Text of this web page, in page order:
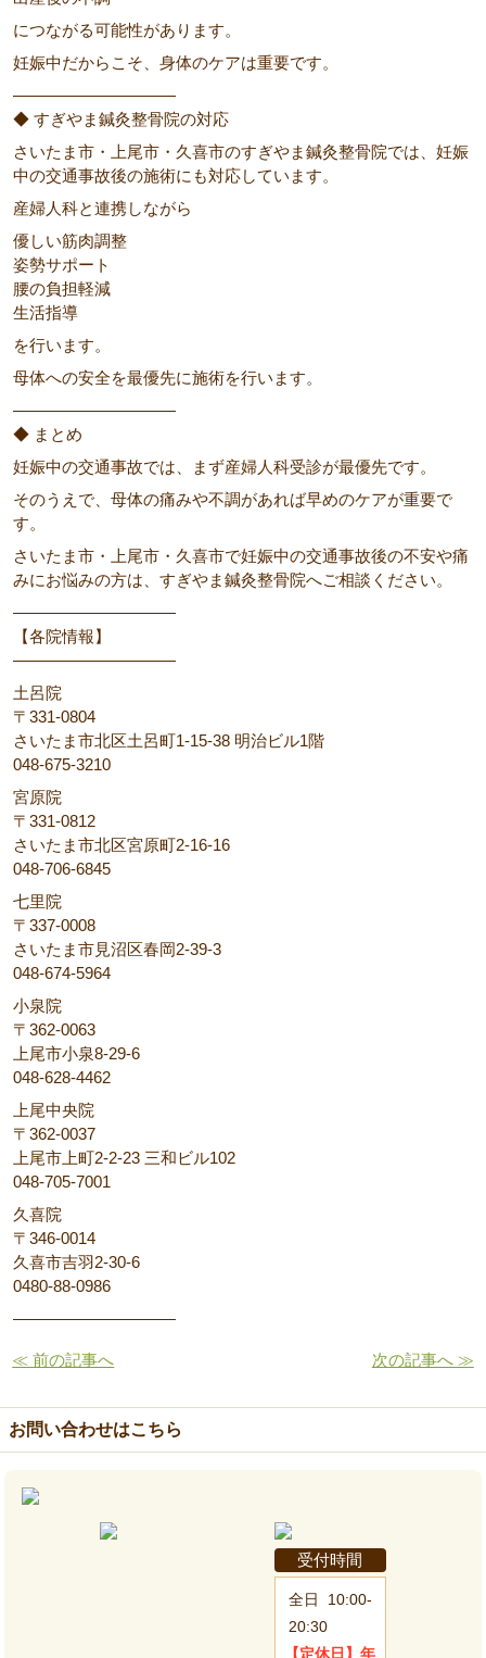
につながる可能性があります。
妊娠中だからこそ、身体のケアは重要です。
――――――――――
◆ すぎやま鍼灸整骨院の対応
さいたま市・上尾市・久喜市のすぎやま鍼灸整骨院では、妊娠
中の交通事故後の施術にも対応しています。
産婦人科と連携しながら
優しい筋肉調整
姿勢サポート
腰の負担軽減
生活指導
を行います。
母体への安全を最優先に施術を行います。
――――――――――
◆ まとめ
妊娠中の交通事故では、まず産婦人科受診が最優先です。
そのうえで、母体の痛みや不調があれば早めのケアが重要で
す。
さいたま市・上尾市・久喜市で妊娠中の交通事故後の不安や痛
みにお悩みの方は、すぎやま鍼灸整骨院へご相談ください。
――――――――――
【各院情報】
――――――――――
土呂院
〒331-0804
さいたま市北区土呂町1-15-38 明治ビル1階
048-675-3210
宮原院
〒331-0812
さいたま市北区宮原町2-16-16
048-706-6845
七里院
〒337-0008
さいたま市見沼区春岡2-39-3
048-674-5964
小泉院
〒362-0063
上尾市小泉8-29-6
048-628-4462
上尾中央院
〒362-0037
上尾市上町2-2-23 三和ビル102
048-705-7001
久喜院
〒346-0014
久喜市吉羽2-30-6
0480-88-0986
――――――――――
≪ 前の記事へ 次の記事へ ≫
お問い合わせはこちら
受付時間
全日
10:00-
20:30
【定休日】 年